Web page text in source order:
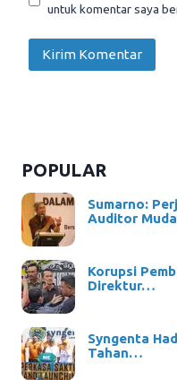
untuk komentar saya
POPULAR
Sumarno:
Auditor
Korupsi
Direktur…
Syngenta
Tahan…